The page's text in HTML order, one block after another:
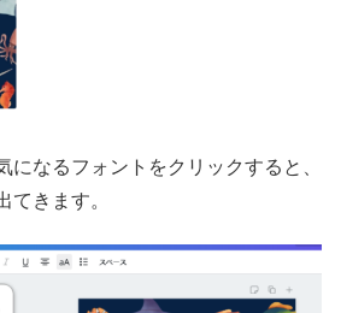
になるフォントをクリックすると、
てきます。